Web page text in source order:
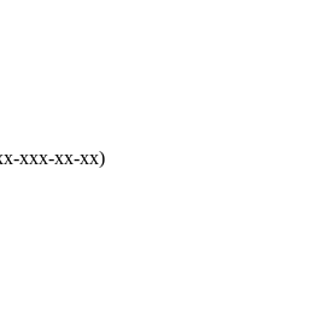
ххх-хх-хх)